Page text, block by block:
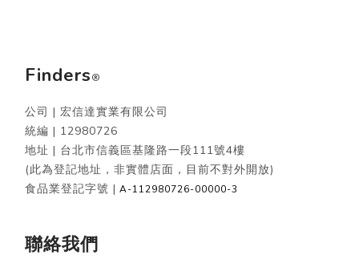
Finders®
公司 | 宏信達實業有限公司
統編 | 12980726
地址 | 台北市信義區基隆路一段111號4樓
(此為登記地址，非實體店面，目前不對外開放)
食品業登記字號 | A-112980726-00000-3
聯絡我們